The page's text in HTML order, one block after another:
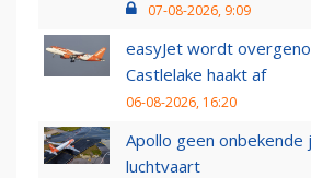
07-08-2026, 9:09
easyJet wordt
Castlelake haakt af
06-08-2026, 16:20
Apollo geen onbekende
luchtvaart